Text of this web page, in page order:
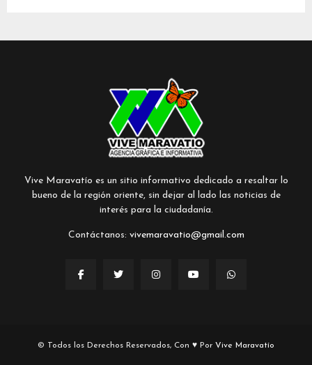
Vive Maravatío es un sitio informativo dedicado a resaltar lo
bueno de la región oriente, sin dejar al lado las noticias de
interés para la ciudadanía.
Contáctanos: vivemaravatio@gmail.com
© Todos los Derechos Reservados, Con ♥ Por Vive Maravatío